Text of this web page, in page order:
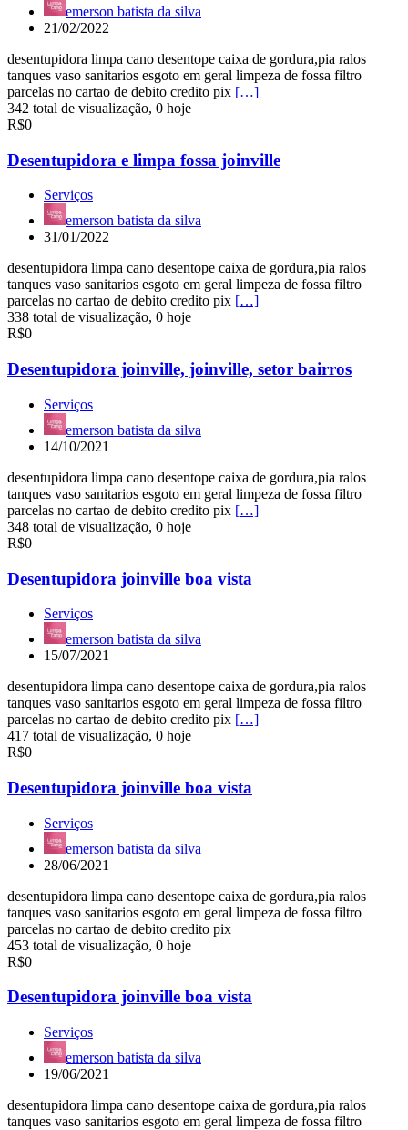
emerson batista da silva
21/02/2022
desentupidora limpa cano desentope caixa de gordura,pia ralos
tanques vaso sanitarios esgoto em geral limpeza de fossa filtro
parcelas no cartao de debito credito pix […]
342 total de visualização, 0 hoje
R$0
Desentupidora e limpa fossa joinville
Serviços
emerson batista da silva
31/01/2022
desentupidora limpa cano desentope caixa de gordura,pia ralos
tanques vaso sanitarios esgoto em geral limpeza de fossa filtro
parcelas no cartao de debito credito pix […]
338 total de visualização, 0 hoje
R$0
Desentupidora joinville, joinville, setor bairros
Serviços
emerson batista da silva
14/10/2021
desentupidora limpa cano desentope caixa de gordura,pia ralos
tanques vaso sanitarios esgoto em geral limpeza de fossa filtro
parcelas no cartao de debito credito pix […]
348 total de visualização, 0 hoje
R$0
Desentupidora joinville boa vista
Serviços
emerson batista da silva
15/07/2021
desentupidora limpa cano desentope caixa de gordura,pia ralos
tanques vaso sanitarios esgoto em geral limpeza de fossa filtro
parcelas no cartao de debito credito pix […]
417 total de visualização, 0 hoje
R$0
Desentupidora joinville boa vista
Serviços
emerson batista da silva
28/06/2021
desentupidora limpa cano desentope caixa de gordura,pia ralos
tanques vaso sanitarios esgoto em geral limpeza de fossa filtro
parcelas no cartao de debito credito pix
453 total de visualização, 0 hoje
R$0
Desentupidora joinville boa vista
Serviços
emerson batista da silva
19/06/2021
desentupidora limpa cano desentope caixa de gordura,pia ralos
tanques vaso sanitarios esgoto em geral limpeza de fossa filtro